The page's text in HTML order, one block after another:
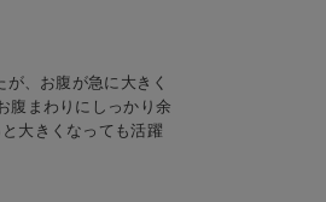
、お腹が急に大きく
腹まわりにしっかり余
大きくなっても活躍